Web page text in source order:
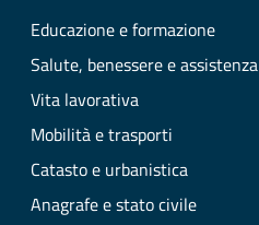
Educazione e formazione
Salute, benessere e assistenza
Vita lavorativa
Mobilità e trasporti
Catasto e urbanistica
Anagrafe e stato civile